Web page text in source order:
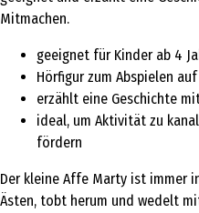
Mitmachen.
geeignet für Kinder ab 4
Hörfigur zum Abspielen
erzählt eine Geschichte
ideal, um Aktivität zu
fördern
Der kleine Affe Marty ist immer
Ästen, tobt herum und wedelt